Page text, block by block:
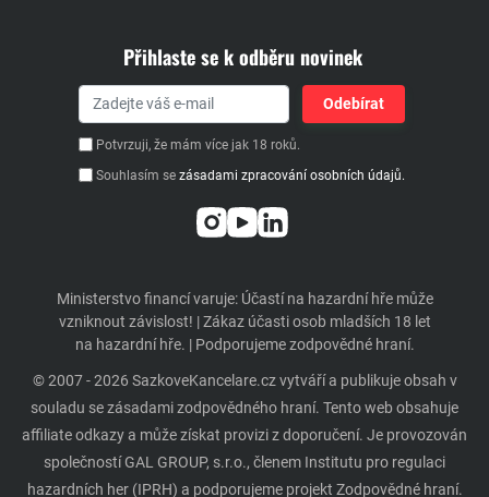
Přihlaste se k odběru novinek
Potvrzuji, že mám více jak 18 roků.
Souhlasím se zásadami zpracování osobních údajů.
Ministerstvo financí varuje: Účastí na hazardní hře může
vzniknout závislost! | Zákaz účasti osob mladších 18 let
na hazardní hře. | Podporujeme zodpovědné hraní.
© 2007 - 2026 SazkoveKancelare.cz vytváří a publikuje obsah v
souladu se zásadami zodpovědného hraní. Tento web obsahuje
affiliate odkazy a může získat provizi z doporučení. Je provozován
společností GAL GROUP, s.r.o., členem Institutu pro regulaci
hazardních her (IPRH) a podporujeme projekt Zodpovědné hraní.